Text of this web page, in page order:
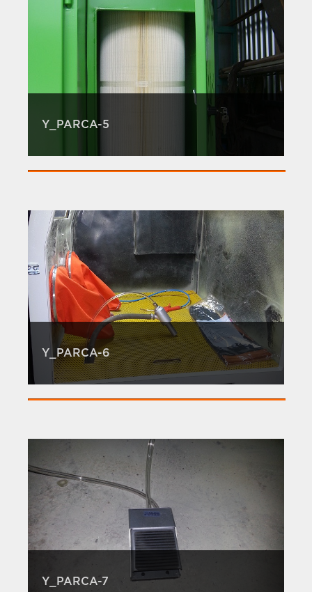
Y_PARCA-5
Y_PARCA-6
Y_PARCA-7